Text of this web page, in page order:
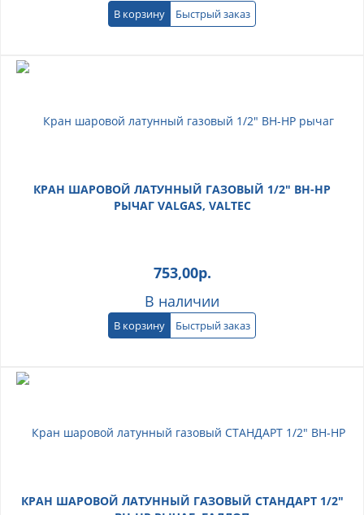
В корзину Быстрый заказ
КРАН ШАРОВОЙ ЛАТУННЫЙ ГАЗОВЫЙ 1/2" ВН-НР
РЫЧАГ VALGAS, VALTEC
753,00р.
В наличии
В корзину Быстрый заказ
КРАН ШАРОВОЙ ЛАТУННЫЙ ГАЗОВЫЙ СТАНДАРТ 1/2"